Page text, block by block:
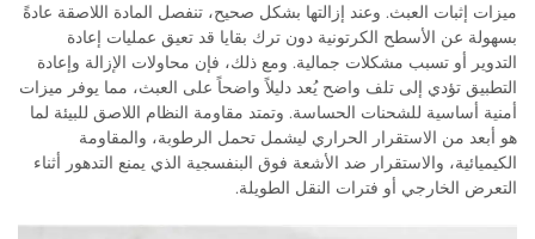
ميزات إثبات العبث. وعند إزالتها بشكل صحيح، تنفصل المادة اللاصقة عادةً
بسهولة عن الأسطح الكرتونية دون ترك بقايا قد تعيق عمليات إعادة
التدوير أو تسبب مشكلات جمالية. ومع ذلك، فإن محاولات الإزالة وإعادة
التطبيق تؤدي إلى تلف واضح يُعد دليلاً واضحاً على العبث، مما يوفر ميزات
أمنية أساسية للشحنات الحساسة. وتمتد مقاومة النظام اللاصق للبيئة لما
هو أبعد من الاستقرار الحراري ليشمل تحمل الرطوبة، والمقاومة
الكيميائية، والاستقرار ضد الأشعة فوق البنفسجية الذي يمنع التدهور أثناء
التعرض الخارجي أو فترات النقل الطويلة.